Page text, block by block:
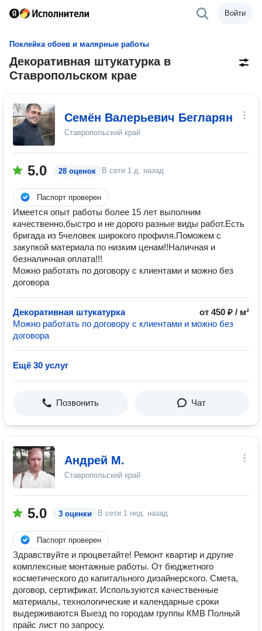
Войти
Поклейка обоев и малярные работы
Декоративная штукатурка в
Ставропольском крае
Семён Валерьевич Бегларян
Ставропольский край
5.0 28 оценок В сети 1 д. назад
Паспорт проверен
Имеется опыт работы более 15 лет выполним
качественно,быстро и не дорого разные виды работ.Есть
бригада из 5человек широкого профиля.Поможем с
закупкой материала по низким ценам!!Наличная и
безналичная оплата!!!
Можно работать по договору с клиентами и можно без
договора
Декоративная штукатурка
от 450 ₽ / м²
Можно работать по договору с клиентами и можно без
договора
Ещё 30 услуг
Позвонить Чат
Андрей М.
Ставропольский край
5.0 3 оценки В сети 1 нед. назад
Паспорт проверен
Здравствуйте и процветайте! Ремонт квартир и другие
комплексные монтажные работы. От бюджетного
косметического до капитального дизайнерского. Смета,
договор, сертификат. Используются качественные
материалы, технологические и календарные сроки
выдерживаются Выезд по городам группы КМВ Полный
прайс лист по запросу.